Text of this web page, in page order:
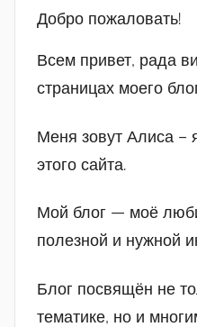
Добро пожаловать!
Всем привет, рада
страницах моего
Меня зовут Алиса –
этого сайта.
Мой блог — моё
полезной и нужной
Блог посвящён не
тематике, но и